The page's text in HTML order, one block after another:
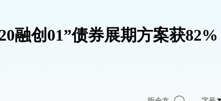
融创01”债券展期方案获82%